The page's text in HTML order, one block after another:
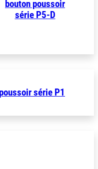
bouton poussoir
série P5-D
série P1